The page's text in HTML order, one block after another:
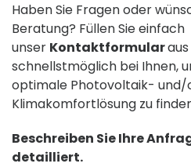
Haben Sie Fragen oder
Beratung? Füllen Sie einfach
unser Kontaktformular
schnellstmöglich bei Ihnen,
optimale Photovoltaik- und/
Klimakomfortlösung zu
Beschreiben Sie Ihre
detailliert.